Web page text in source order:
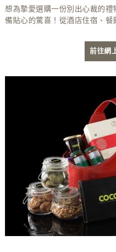
想為摯愛選購一份別出心裁的
備貼心的驚喜！從酒店住宿、餐
前往網